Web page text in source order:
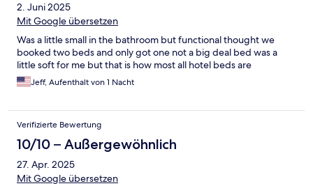
2. Juni 2025
Mit Google übersetzen
Was a little small in the bathroom but functional thought we
booked two beds and only got one not a big deal bed was a
little soft for me but that is how most all hotel beds are
Jeff, Aufenthalt von 1 Nacht
Verifizierte Bewertung
10/10 – Außergewöhnlich
27. Apr. 2025
Mit Google übersetzen